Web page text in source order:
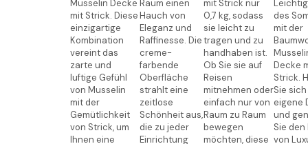
Musselin Decke
mit Strick. Diese
einzigartige
Kombination
vereint das
zarte und
luftige Gefühl
von Musselin
mit der
Gemütlichkeit
von Strick, um
Ihnen eine
Raum einen
Hauch von
Eleganz und
Raffinesse. Die
creme-
farbende
Oberfläche
strahlt eine
zeitlose
Schönheit aus,
die zu jeder
Einrichtung
mit Strick nur
0,7 kg, sodass
sie leicht zu
tragen und zu
handhaben ist.
Ob Sie sie auf
Reisen
mitnehmen oder
einfach nur von
Raum zu Raum
bewegen
möchten, diese
des
mit der
Decke
Strick.
Sie
eigene
und
Sie
von